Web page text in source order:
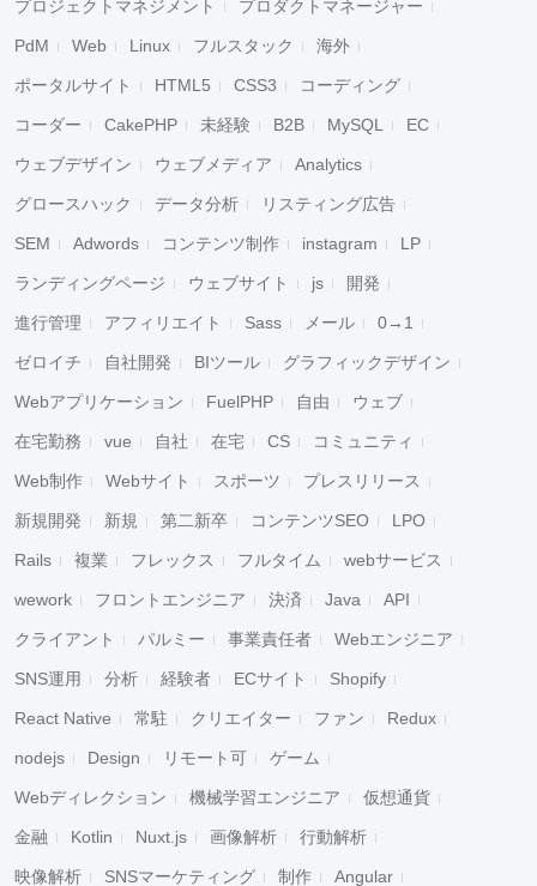
プロジェクトマネジメント プロダクトマネージャー
PdM Web Linux フルスタック 海外
ポータルサイト HTML5 CSS3 コーディング
コーダー CakePHP 未経験 B2B MySQL EC
ウェブデザイン ウェブメディア Analytics
グロースハック データ分析 リスティング広告
SEM Adwords コンテンツ制作 instagram LP
ランディングページ ウェブサイト js 開発
進行管理 アフィリエイト Sass メール 0→1
ゼロイチ 自社開発 BIツール グラフィックデザイン
Webアプリケーション FuelPHP 自由 ウェブ
在宅勤務 vue 自社 在宅 CS コミュニティ
Web制作 Webサイト スポーツ プレスリリース
新規開発 新規 第二新卒 コンテンツSEO LPO
Rails 複業 フレックス フルタイム webサービス
wework フロントエンジニア 決済 Java API
クライアント パルミー 事業責任者 Webエンジニア
SNS運用 分析 経験者 ECサイト Shopify
React Native 常駐 クリエイター ファン Redux
nodejs Design リモート可 ゲーム
Webディレクション 機械学習エンジニア 仮想通貨
金融 Kotlin Nuxt.js 画像解析 行動解析
映像解析 SNSマーケティング 制作 Angular